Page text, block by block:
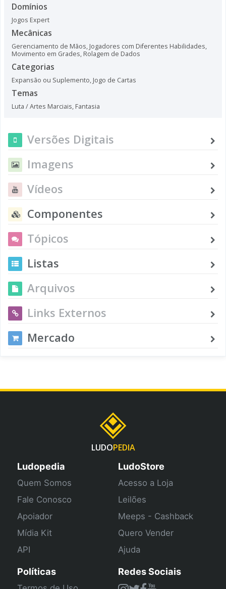
Domínios
Jogos Expert
Mecânicas
Gerenciamento de Mãos, Jogadores com Diferentes Habilidades,
Movimento em Grades, Rolagem de Dados
Categorias
Expansão ou Suplemento, Jogo de Cartas
Temas
Luta / Artes Marciais, Fantasia
Versões Digitais
Imagens
Vídeos
Componentes
Tópicos
Listas
Arquivos
Links Externos
Mercado
LUDOPEDIA
Ludopedia
Quem Somos
Fale Conosco
Apoiador
Mídia Kit
API
LudoStore
Acesso a Loja
Leilões
Meeps - Cashback
Quero Vender
Ajuda
Políticas Redes Sociais